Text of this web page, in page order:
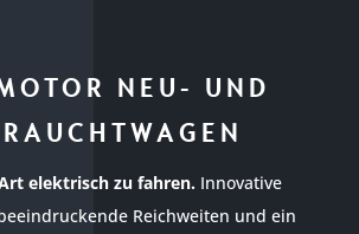
NEU- UND
elektrisch zu fahren. Innovative
Reichweiten und ein